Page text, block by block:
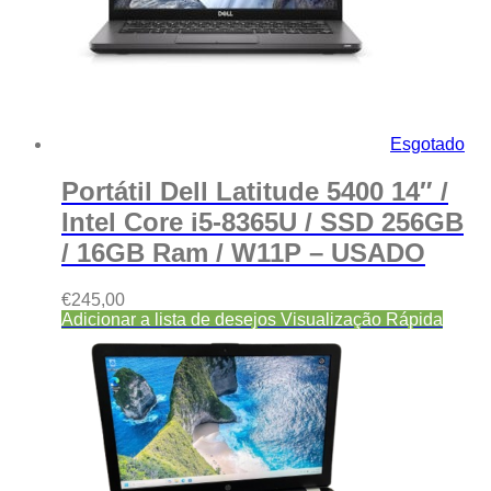
Esgotado
Portátil Dell Latitude 5400 14″ /
Intel Core i5-8365U / SSD 256GB
/ 16GB Ram / W11P – USADO
€245,00
Adicionar a lista de desejos Visualização Rápida